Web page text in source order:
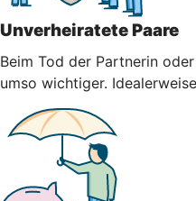
Unverheiratete Paare
Beim Tod der Partnerin
umso wichtiger.